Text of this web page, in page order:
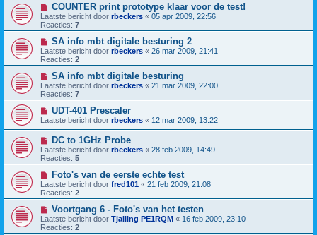
COUNTER print prototype klaar voor de test!
Laatste bericht door rbeckers « 05 apr 2009, 22:56
Reacties: 7
SA info mbt digitale besturing 2
Laatste bericht door rbeckers « 26 mar 2009, 21:41
Reacties: 2
SA info mbt digitale besturing
Laatste bericht door rbeckers « 21 mar 2009, 22:00
Reacties: 7
UDT-401 Prescaler
Laatste bericht door rbeckers « 12 mar 2009, 13:22
DC to 1GHz Probe
Laatste bericht door rbeckers « 28 feb 2009, 14:49
Reacties: 5
Foto's van de eerste echte test
Laatste bericht door fred101 « 21 feb 2009, 21:08
Reacties: 2
Voortgang 6 - Foto's van het testen
Laatste bericht door Tjalling PE1RQM « 16 feb 2009, 23:10
Reacties: 2